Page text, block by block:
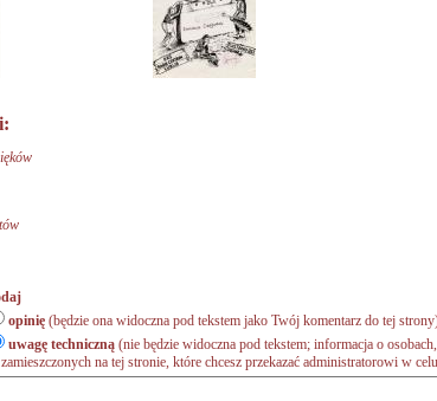
opinię (będzie ona widoczna pod tekstem jako Twój komentarz do tej
uwagę techniczną (nie będzie widoczna pod tekstem; informacja o
na tej stronie, które chcesz przekazać administratorowi w